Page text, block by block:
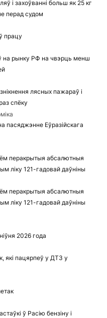
і захоўванні больш як 25 кг
перад судом
працу
на рынку РФ на чвэрць менш
лясных пажараў і
спёку
пасяджэнне Еўразійскага
перакрытыя абсалютныя
ліку 121-гадовай даўніны
перакрытыя абсалютныя
ліку 121-гадовай даўніны
2026 года
які пацярпеў у ДТЗ у
ў Расію бензіну і